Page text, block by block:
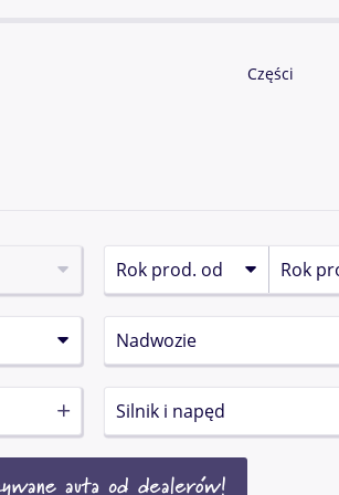
Części
Nadwozie
Silnik i napęd